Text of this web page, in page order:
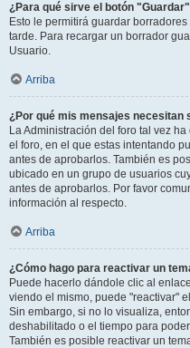
¿Para qué sirve el botón
Esto le permitirá guardar
tarde. Para recargar un borrador
Usuario.
Arriba
¿Por qué mis mensajes necesitan
La Administración del foro tal vez
el foro, en el que estas intentando
antes de aprobarlos. También es
ubicado en un grupo de usuarios
antes de aprobarlos. Por favor
información al respecto.
Arriba
¿Cómo hago para reactivar un
Puede hacerlo dándole clic al
viendo el mismo, puede "reactivar"
Sin embargo, si no lo visualiza,
deshabilitado o el tiempo para
También es posible reactivar un